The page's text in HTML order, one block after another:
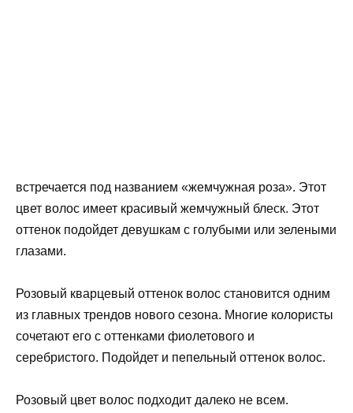
встречается под названием «жемчужная роза». Этот
цвет волос имеет красивый жемчужный блеск. Этот
оттенок подойдет девушкам с голубыми или зелеными
глазами.
Розовый кварцевый оттенок волос становится одним
из главных трендов нового сезона. Многие колористы
сочетают его с оттенками фиолетового и
серебристого. Подойдет и пепельный оттенок волос.
Розовый цвет волос подходит далеко не всем.